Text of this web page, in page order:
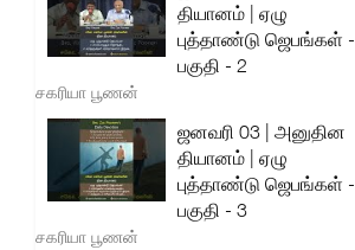
தியானம் | ஏழு
புத்தாண்டு ஜெபங்கள் -
பகுதி - 2
சகரியா பூணன்
ஜனவரி 03 | அனுதின
தியானம் | ஏழு
புத்தாண்டு ஜெபங்கள் -
பகுதி - 3
சகரியா பூணன்